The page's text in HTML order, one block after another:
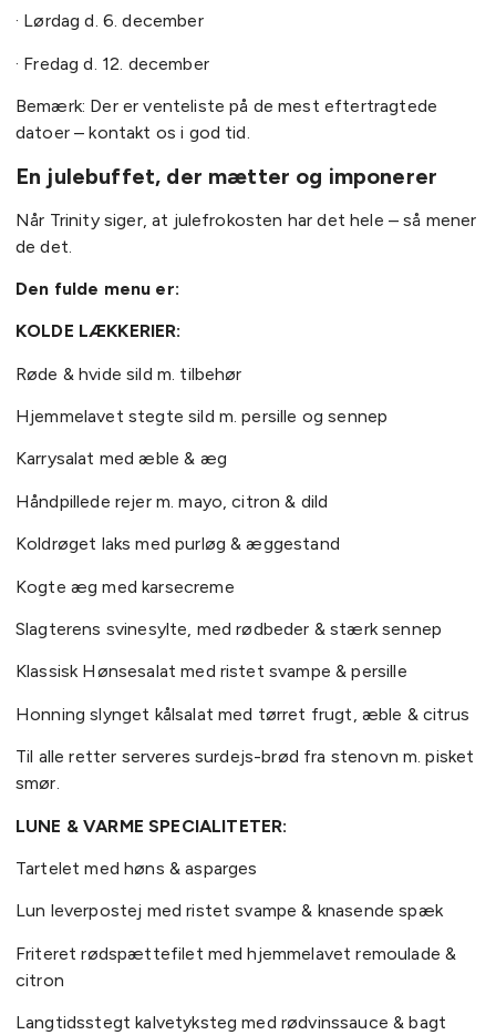
· Lørdag d. 6. december
· Fredag d. 12. december
Bemærk: Der er venteliste på de mest eftertragtede
datoer – kontakt os i god tid.
En julebuffet, der mætter og imponerer
Når Trinity siger, at julefrokosten har det hele – så mener
de det.
Den fulde menu er:
KOLDE LÆKKERIER:
Røde & hvide sild m. tilbehør
Hjemmelavet stegte sild m. persille og sennep
Karrysalat med æble & æg
Håndpillede rejer m. mayo, citron & dild
Koldrøget laks med purløg & æggestand
Kogte æg med karsecreme
Slagterens svinesylte, med rødbeder & stærk sennep
Klassisk Hønsesalat med ristet svampe & persille
Honning slynget kålsalat med tørret frugt, æble & citrus
Til alle retter serveres surdejs-brød fra stenovn m. pisket
smør.
LUNE & VARME SPECIALITETER:
Tartelet med høns & asparges
Lun leverpostej med ristet svampe & knasende spæk
Friteret rødspættefilet med hjemmelavet remoulade &
citron
Langtidsstegt kalvetyksteg med rødvinssauce & bagt